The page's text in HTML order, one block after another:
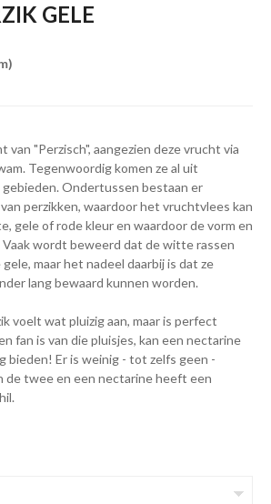
GELE
van "Perzisch", aangezien deze vrucht via
Tegenwoordig komen ze al uit
Ondertussen bestaan er
perzikken, waardoor het vruchtvlees kan
gele of rode kleur en waardoor de vorm en
wordt beweerd dat de witte rassen
maar het nadeel daarbij is dat ze
lang bewaard kunnen worden.
voelt wat pluizig aan, maar is perfect
fan is van die pluisjes, kan een nectarine
bieden! Er is weinig - tot zelfs geen -
de twee en een nectarine heeft een